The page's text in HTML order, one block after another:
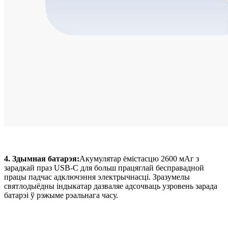
4. Здымная батарэя:Акумулятар ёмістасцю 2600 мАг з
зарадкай праз USB-C для больш працяглай бесправадной
працы падчас адключэння электрычнасці. Зразумелы
святлодыёдны індыкатар дазваляе адсочваць узровень зарада
батарэі ў рэжыме рэальнага часу.